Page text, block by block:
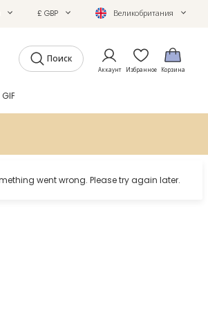
£ GBP Великобритания
Поиск
Аккаунт Избранное Корзина
GIFTS